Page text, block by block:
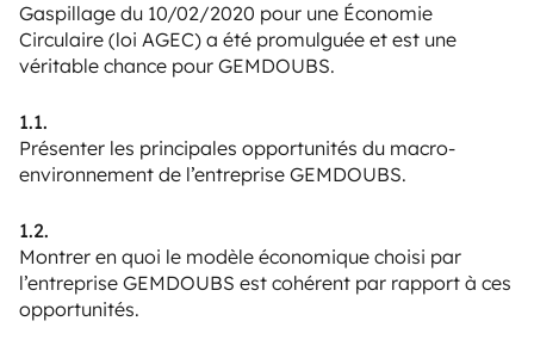
Gaspillage du 10/02/2020 pour une Économie
Circulaire (loi AGEC) a été promulguée et est une
véritable chance pour GEMDOUBS.
1.1.
Présenter les principales opportunités du macro-
environnement de l’entreprise GEMDOUBS.
1.2.
Montrer en quoi le modèle économique choisi par
l’entreprise GEMDOUBS est cohérent par rapport à ces
opportunités.